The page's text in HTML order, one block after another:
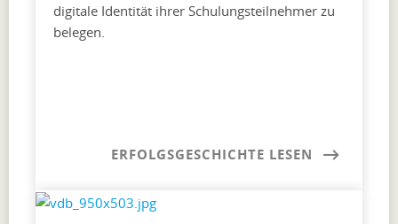
digitale Identität ihrer Schulungsteilnehmer zu
belegen.
ERFOLGSGESCHICHTE LESEN